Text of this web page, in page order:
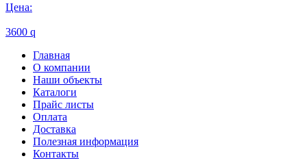
Цена:
3600 q
Главная
О компании
Наши объекты
Каталоги
Прайс листы
Оплата
Доставка
Полезная информация
Контакты